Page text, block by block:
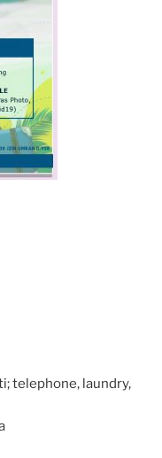
telephone, laundry,